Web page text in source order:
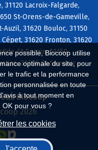
possible, Biocoop utilise
optimale du site, pour
le trafic et la performance
personnalisée en toute
à tout moment en
OK pour vous ?
les cookies
31120 Lacroix-Falgarde,
St-Orens-de-Gameville,
31620 Bouloc, 31150
31620 Fronton, 31620
St-Sernin, 31150
31790 St-Sauveur
Biocoop
2026